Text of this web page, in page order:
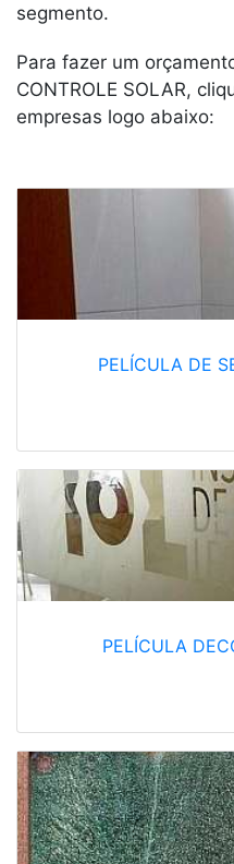
segmento.
Para fazer um
CONTROLE SOLAR,
empresas logo abaixo:
PELÍCULA DE
PELÍCULA